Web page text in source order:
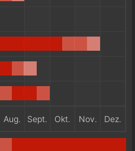
Aug. Sept. Okt. Nov. Dez.